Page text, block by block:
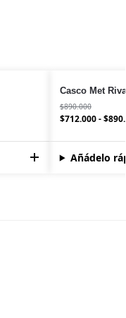
Casco Met
$890.000
$712.000-$
Añádelo